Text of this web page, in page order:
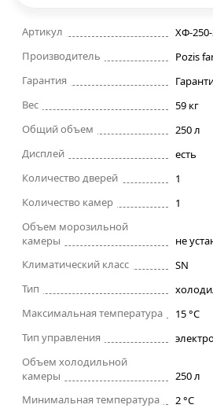
Артикул
ХФ-
Производитель
Pozis
Гарантия
Вес
59 кг
Общий объем
250 л
Дисплей
есть
Количество дверей
1
Количество камер
1
Объем морозильной
камеры
не
Климатический класс
SN
Тип
Максимальная температура
15 °C
Тип управления
Объем холодильной
камеры
250 л
Минимальная температура
2 °C
Фрезеры
Штроборезы
Шуруповерты и электроотвертки
Электрорубанки